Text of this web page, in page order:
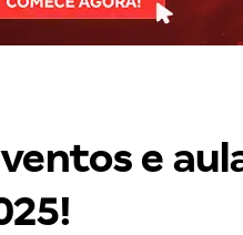
e